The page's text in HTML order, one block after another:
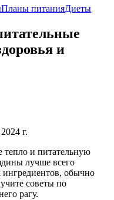
Планы питанияДиеты
и
г.
тепло и питательную
лучше всего
ингредиентов, обычно
советы по
рагу.